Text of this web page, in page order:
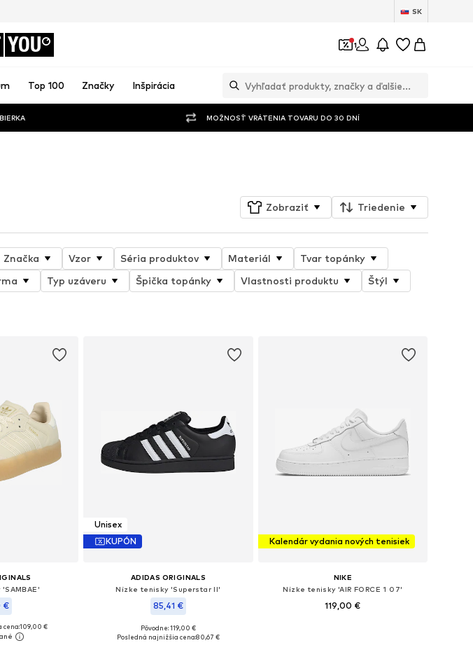
SK
YOU 1
Top 100 Značky Inšpirácia
MOŽNOSŤ VRÁTENIA TOVARU DO 30 DNÍ
Zobraziť Triedenie
Značka Vzor Séria produktov Materiál
Tvar topánky
Typ uzáveru Špička topánky Vlastnosti produktu
Štýl
€
veľkostiach
cena:109,00 €
Unisex
KUPÓN
ADIDAS ORIGINALS
Nízke tenisky 'Superstar II'
85,41 €
+3
Dostupné v mnohých veľkostiach
Pôvodne: 119,00 €
Posledná najnižšia cena:80,67 €
Kalendár vydania nových tenisiek
NIKE
Nízke tenisky 'AIR FORCE 1 07'
119,00 €